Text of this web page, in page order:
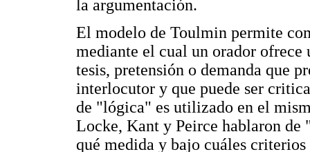
la argumentación.
El modelo de Toulmin permite
mediante el cual un orador
tesis, pretensión o demanda que
interlocutor y que puede ser
de "lógica" es utilizado en el
Locke, Kant y Peirce hablaron de
qué medida y bajo cuáles